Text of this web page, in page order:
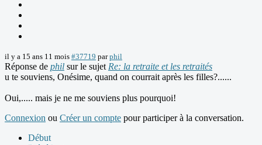
il y a 15 ans 11 mois #37719 parphil
Réponse de phil sur le sujet Re: la retraite et les retraités
u te souviens, Onésime, quand on courrait après les filles?......
Oui,..... mais je ne me souviens plus pourquoi!
Connexion ou Créer un compte pour participer à la conversation.
Début